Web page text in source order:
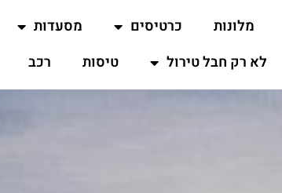
מלונות כרטיסים מסעדות
לא רק חבל טירול
טיסות רכב